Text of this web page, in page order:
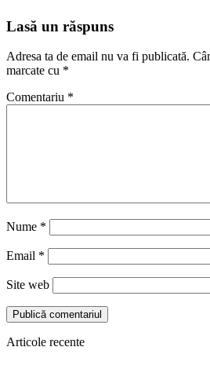
Lasă un răspuns
Adresa ta de email nu va fi publicată.
marcate cu *
Comentariu *
Nume *
Email *
Site web
Articole recente